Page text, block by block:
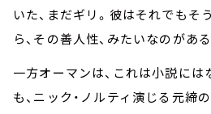
いた、まだギリ。彼はそれでもそ
ら、その善人性、みたいなのがあ
一方オーマンは、これは小説に
も、ニック・ノルティ演じる元締